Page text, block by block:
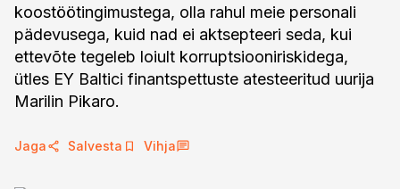
koostöötingimustega, olla rahul meie personali
pädevusega, kuid nad ei aktsepteeri seda, kui
ettevõte tegeleb loiult korruptsiooniriskidega,
ütles EY Baltici finantspettuste atesteeritud uurija
Marilin Pikaro.
Jaga Salvesta Vihja